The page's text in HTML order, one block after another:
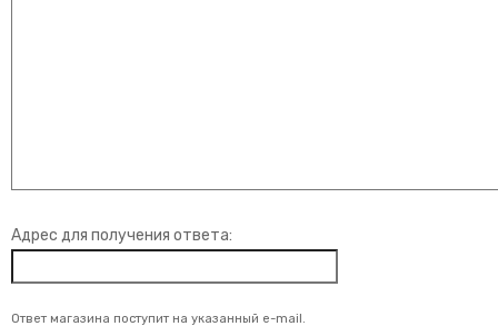
Адрес для получения ответа:
Ответ магазина поступит на указанный e-mail.